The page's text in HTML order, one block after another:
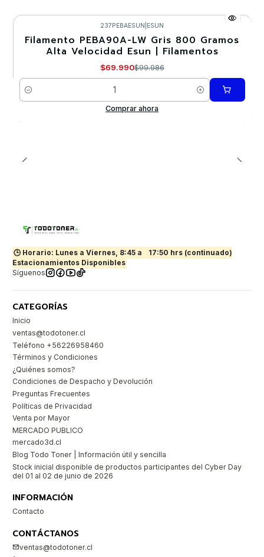
-30%
237PEBAESUN ESUN
Filamento PEBA90A-LW Gris 800 Gramos
Alta Velocidad Esun | Filamentos
$69.990$99.986
Cantidad
Comprar ahora
🕒 Horario: Lunes a Viernes, 8:45 a
17:50 hrs (continuado)
Estacionamientos Disponibles
Síguenos
CATEGORÍAS
Inicio
ventas@todotoner.cl
Teléfono +56226958460
Términos y Condiciones
¿Quiénes somos?
Condiciones de Despacho y Devolución
Preguntas Frecuentes
Políticas de Privacidad
Venta por Mayor
MERCADO PUBLICO
mercado3d.cl
Blog Todo Toner | Información útil y sencilla
Stock inicial disponible de productos participantes del Cyber Day
del 01 al 02 de junio de 2026
INFORMACIÓN
Contacto
CONTÁCTANOS
ventas@todotoner.cl